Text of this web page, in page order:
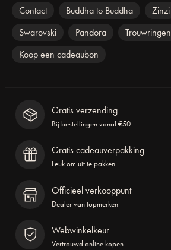
Contact Buddha to Buddha Zinzi
Swarovski
Pandora
Trouwringen
Koop een cadeaubon
Gratis verzending
Bij bestellingen vanaf €50
Gratis cadeauverpakking
Leuk om uit te pakken
Officieel verkooppunt
Dealer van topmerken
Webwinkelkeur
Vertrouwd online kopen